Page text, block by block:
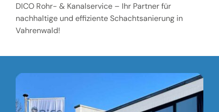
DICO Rohr- & Kanalservice – Ihr Partner für
nachhaltige und effiziente Schachtsanierung in
Vahrenwald!